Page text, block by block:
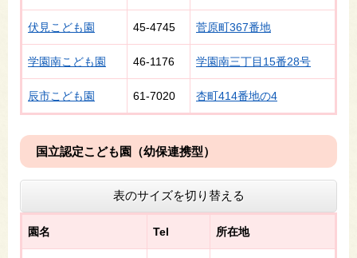
伏見こども園 45-4745 菅原町367番地
学園南こども園 46-1176 学園南三丁目15番28号
辰市こども園 61-7020 杏町414番地の4
国立認定こども園（幼保連携型）
表のサイズを切り替える
園名 Tel 所在地